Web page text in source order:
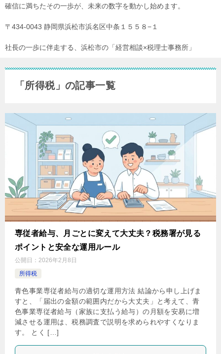
確信に満ちたその一歩が、未来の数字を動かし始めます。
〒434-0043 静岡県浜松市浜名区中条１５５８−１
社長の一歩に伴走する、浜松市の「経営相談×税理士事務所」
「所得税」の記事一覧
専従者給与、月ごとに変えて大丈夫？税務署が見る
ポイントと安全な運用ルール
公開日： 2026年2月8日
所得税
青色事業専従者給与の適切な運用方法 結論から申し上げま
すと、「届出の金額の範囲内だから大丈夫」と考えて、青
色事業専従者給与（家族に支払う給与）の月額を安易に増
減させる運用は、税務調査で説明を求められやすくなりま
す。 とく […]